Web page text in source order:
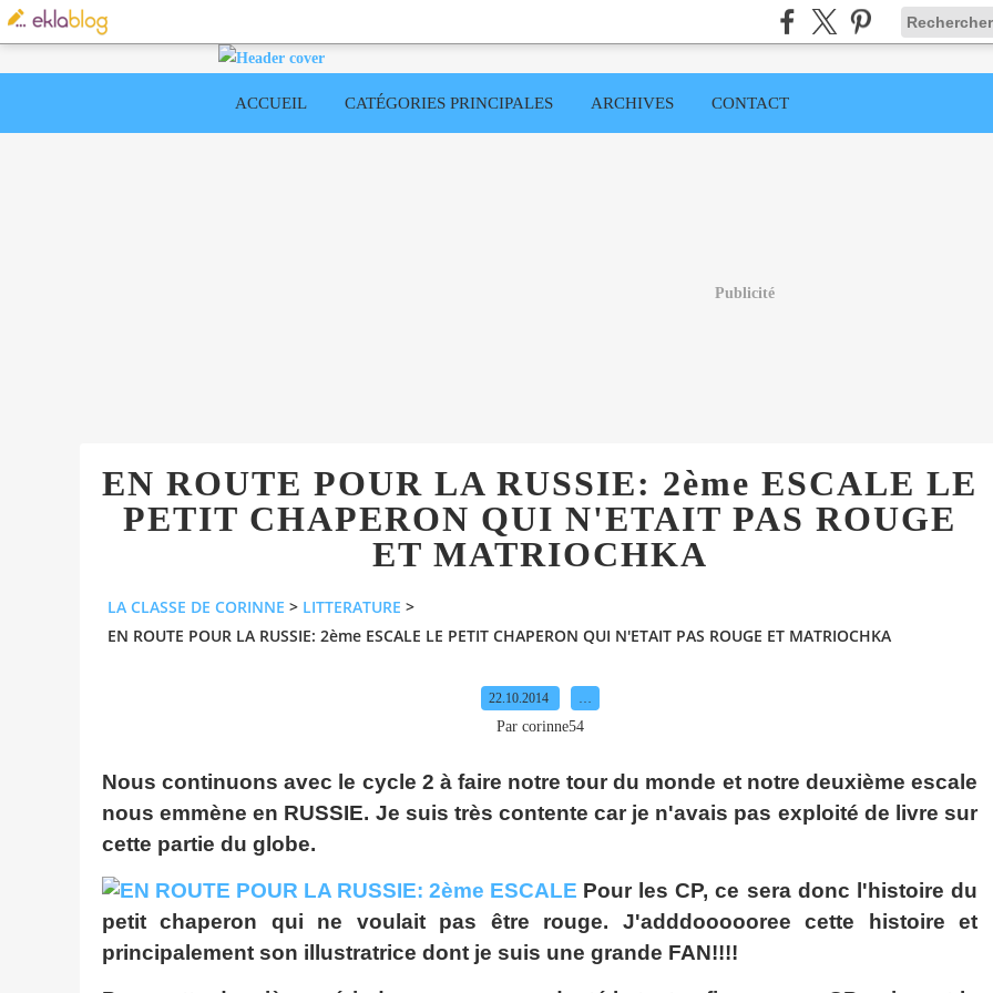
ACCUEIL CATÉGORIES PRINCIPALES ARCHIVES CONTACT
Publicité
EN ROUTE POUR LA RUSSIE: 2ème ESCALE LE
PETIT CHAPERON QUI N'ETAIT PAS ROUGE
ET MATRIOCHKA
LA CLASSE DE CORINNE > LITTERATURE >
EN ROUTE POUR LA RUSSIE: 2ème ESCALE LE PETIT CHAPERON QUI N'ETAIT PAS ROUGE ET MATRIOCHKA
22.10.2014
Par corinne54
Nous continuons avec le cycle 2 à faire notre tour du monde et notre deuxième escale
nous emmène en RUSSIE. Je suis très contente car je n'avais pas exploité de livre sur
cette partie du globe.
Pour les CP, ce sera donc l'histoire du
petit chaperon qui ne voulait pas être rouge. J'adddoooooree cette histoire et
principalement son illustratrice dont je suis une grande FAN!!!!